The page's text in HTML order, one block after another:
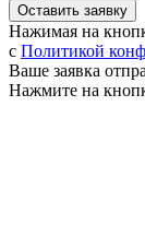
Оставить заявку
Нажимая на
c Политикой
Ваше заявка
Нажмите на